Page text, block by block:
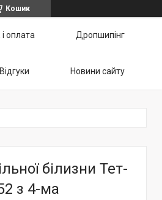
Кошик
оплата Дропшипінг
Відгуки Новини сайту
білизни Тет-
з 4-ма